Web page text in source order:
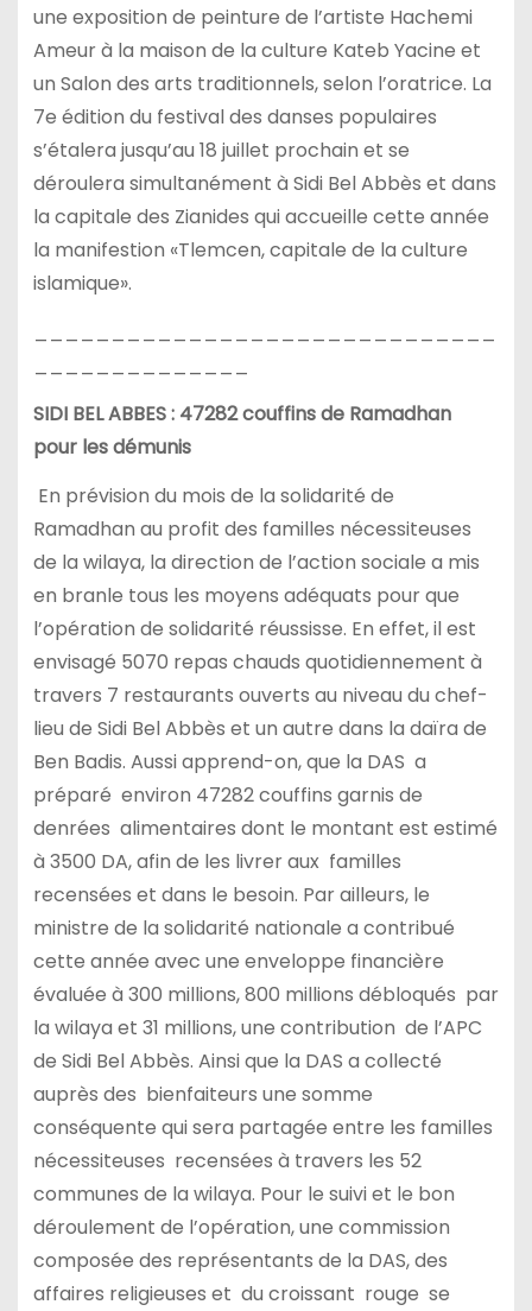
une exposition de peinture de l’artiste Hachemi
Ameur à la maison de la culture Kateb Yacine et
un Salon des arts traditionnels, selon l’oratrice. La
7e édition du festival des danses populaires
s’étalera jusqu’au 18 juillet prochain et se
déroulera simultanément à Sidi Bel Abbès et dans
la capitale des Zianides qui accueille cette année
la manifestion «Tlemcen, capitale de la culture
islamique».
SIDI BEL ABBES : 47282 couffins de Ramadhan
pour les démunis
En prévision du mois de la solidarité de
Ramadhan au profit des familles nécessiteuses
de la wilaya, la direction de l’action sociale a mis
en branle tous les moyens adéquats pour que
l’opération de solidarité réussisse. En effet, il est
envisagé 5070 repas chauds quotidiennement à
travers 7 restaurants ouverts au niveau du chef-
lieu de Sidi Bel Abbès et un autre dans la daïra de
Ben Badis. Aussi apprend-on, que la DAS a
préparé environ 47282 couffins garnis de
denrées alimentaires dont le montant est estimé
à 3500 DA, afin de les livrer aux familles
recensées et dans le besoin. Par ailleurs, le
ministre de la solidarité nationale a contribué
cette année avec une enveloppe financière
évaluée à 300 millions, 800 millions débloqués par
la wilaya et 31 millions, une contribution de l’APC
de Sidi Bel Abbès. Ainsi que la DAS a collecté
auprès des bienfaiteurs une somme
conséquente qui sera partagée entre les familles
nécessiteuses recensées à travers les 52
communes de la wilaya. Pour le suivi et le bon
déroulement de l’opération, une commission
composée des représentants de la DAS, des
affaires religieuses et du croissant rouge se